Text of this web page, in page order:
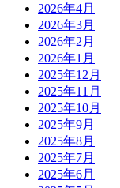
2026年4月
2026年3月
2026年2月
2026年1月
2025年12月
2025年11月
2025年10月
2025年9月
2025年8月
2025年7月
2025年6月